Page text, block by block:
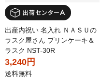
出産内祝い 名入れ ＮＡＳＵの
ラスク屋さん プリンケーキ＆
ラスク NST-30R
3,240円
送料無料